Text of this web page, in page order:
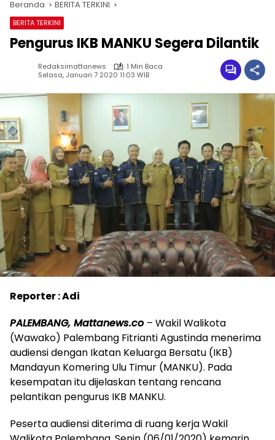
Beranda BERITA TERKINI
BERITA TERKINI
Pengurus IKB MANKU Segera Dilantik
Redaksimattanews
1 Min Baca
Selasa, Januari 7 2020 11:03 WIB
Reporter : Adi
PALEMBANG, Mattanews.co – Wakil Walikota
(Wawako) Palembang Fitrianti Agustinda menerima
audiensi dengan Ikatan Keluarga Bersatu (IKB)
Mandayun Komering Ulu Timur (MANKU). Pada
kesempatan itu dijelaskan tentang rencana
pelantikan pengurus IKB MANKU.
Peserta audiensi diterima di ruang kerja Wakil